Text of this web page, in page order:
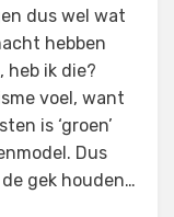
dus wel wat
hebben
heb ik die?
voel, want
is ‘groen’
Dus
gek houden…